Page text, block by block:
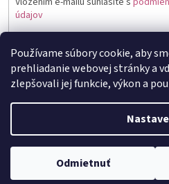
Používame súbory cookie, aby
prehliadanie webovej stránky a
zlepšovali jej funkcie, výkon a
Odmietnuť
údajov
PRIHLÁSIŤ SA
Copyright 2026Toptortička.